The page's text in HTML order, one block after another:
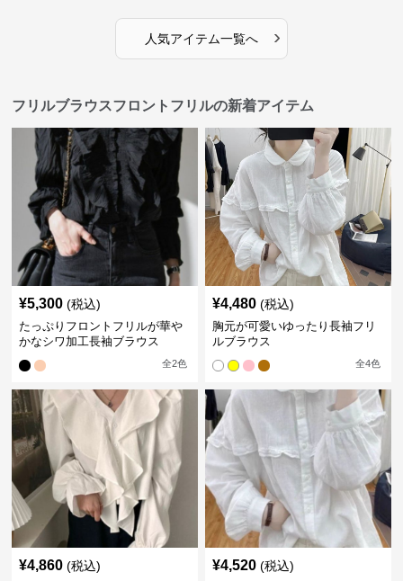
人気アイテム一覧へ ›
フリルブラウスフロントフリルの新着アイテム
¥5,300 (税込)
たっぷりフロントフリルが華や
かなシワ加工長袖ブラウス
全2色
¥4,480 (税込)
胸元が可愛いゆったり長袖フリ
ルブラウス
全4色
¥4,860 (税込) ¥4,520 (税込)